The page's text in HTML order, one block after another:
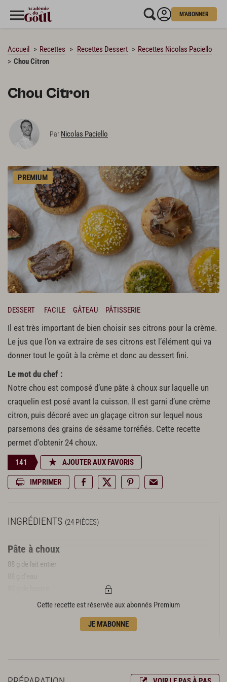
M'ABONNER
Accueil Recettes Recettes Dessert
Recettes Nicolas Paciello
Chou Citron
Chou Citron
Par Nicolas Paciello
PREMIUM
DESSERT FACILE GÂTEAU PÂTISSERIE
Il est très important de bien choisir ses citrons pour la crème.
Le jus que l’on va extraire de ses citrons est l’élément qui va
donner tout le goût à la crème et donc au dessert fini.
Le mot du chef :
Notre chou est composé d’une pâte à choux sur laquelle un
craquelin est posé avant la cuisson. Il est garni d’une crème
citron, puis décoré avec un glaçage citron sur lequel nous
parsemons des grains de sésame torréfiés. Cette recette
permet d'obtenir 24 choux.
141 AJOUTER AUX FAVORIS
IMPRIMER
INGRÉDIENTS (24 PIÈCES)
Pâte à choux
88 g de lait entier
3 g de sel finCette recette est réservée aux abonnés Premium
JE M'ABONNE
CHARGEMENT…